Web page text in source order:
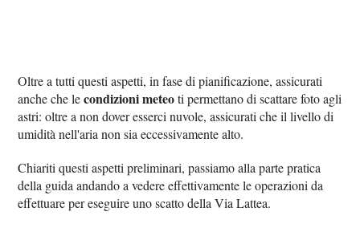
Oltre a tutti questi aspetti, in fase di pianificazione, assicurati
anche che lecondizioni meteoti permettano di scattare foto agli
astri: oltre a non dover esserci nuvole, assicurati che il livello di
umidità nell'aria non sia eccessivamente alto.
Chiariti questi aspetti preliminari, passiamo alla parte pratica
della guida andando a vedere effettivamente le operazioni da
effettuare per eseguire uno scatto della Via Lattea.